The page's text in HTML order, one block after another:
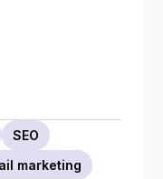
SEO
marketing